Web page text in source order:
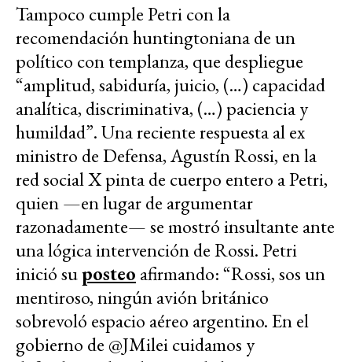
Tampoco cumple Petri con la
recomendación huntingtoniana de un
político con templanza, que despliegue
“amplitud, sabiduría, juicio, (…) capacidad
analítica, discriminativa, (…) paciencia y
humildad”. Una reciente respuesta al ex
ministro de Defensa, Agustín Rossi, en la
red social X pinta de cuerpo entero a Petri,
quien —en lugar de argumentar
razonadamente— se mostró insultante ante
una lógica intervención de Rossi. Petri
inició suposteo afirmando: “Rossi, sos un
mentiroso, ningún avión británico
sobrevoló espacio aéreo argentino. En el
gobierno de @JMilei cuidamos y